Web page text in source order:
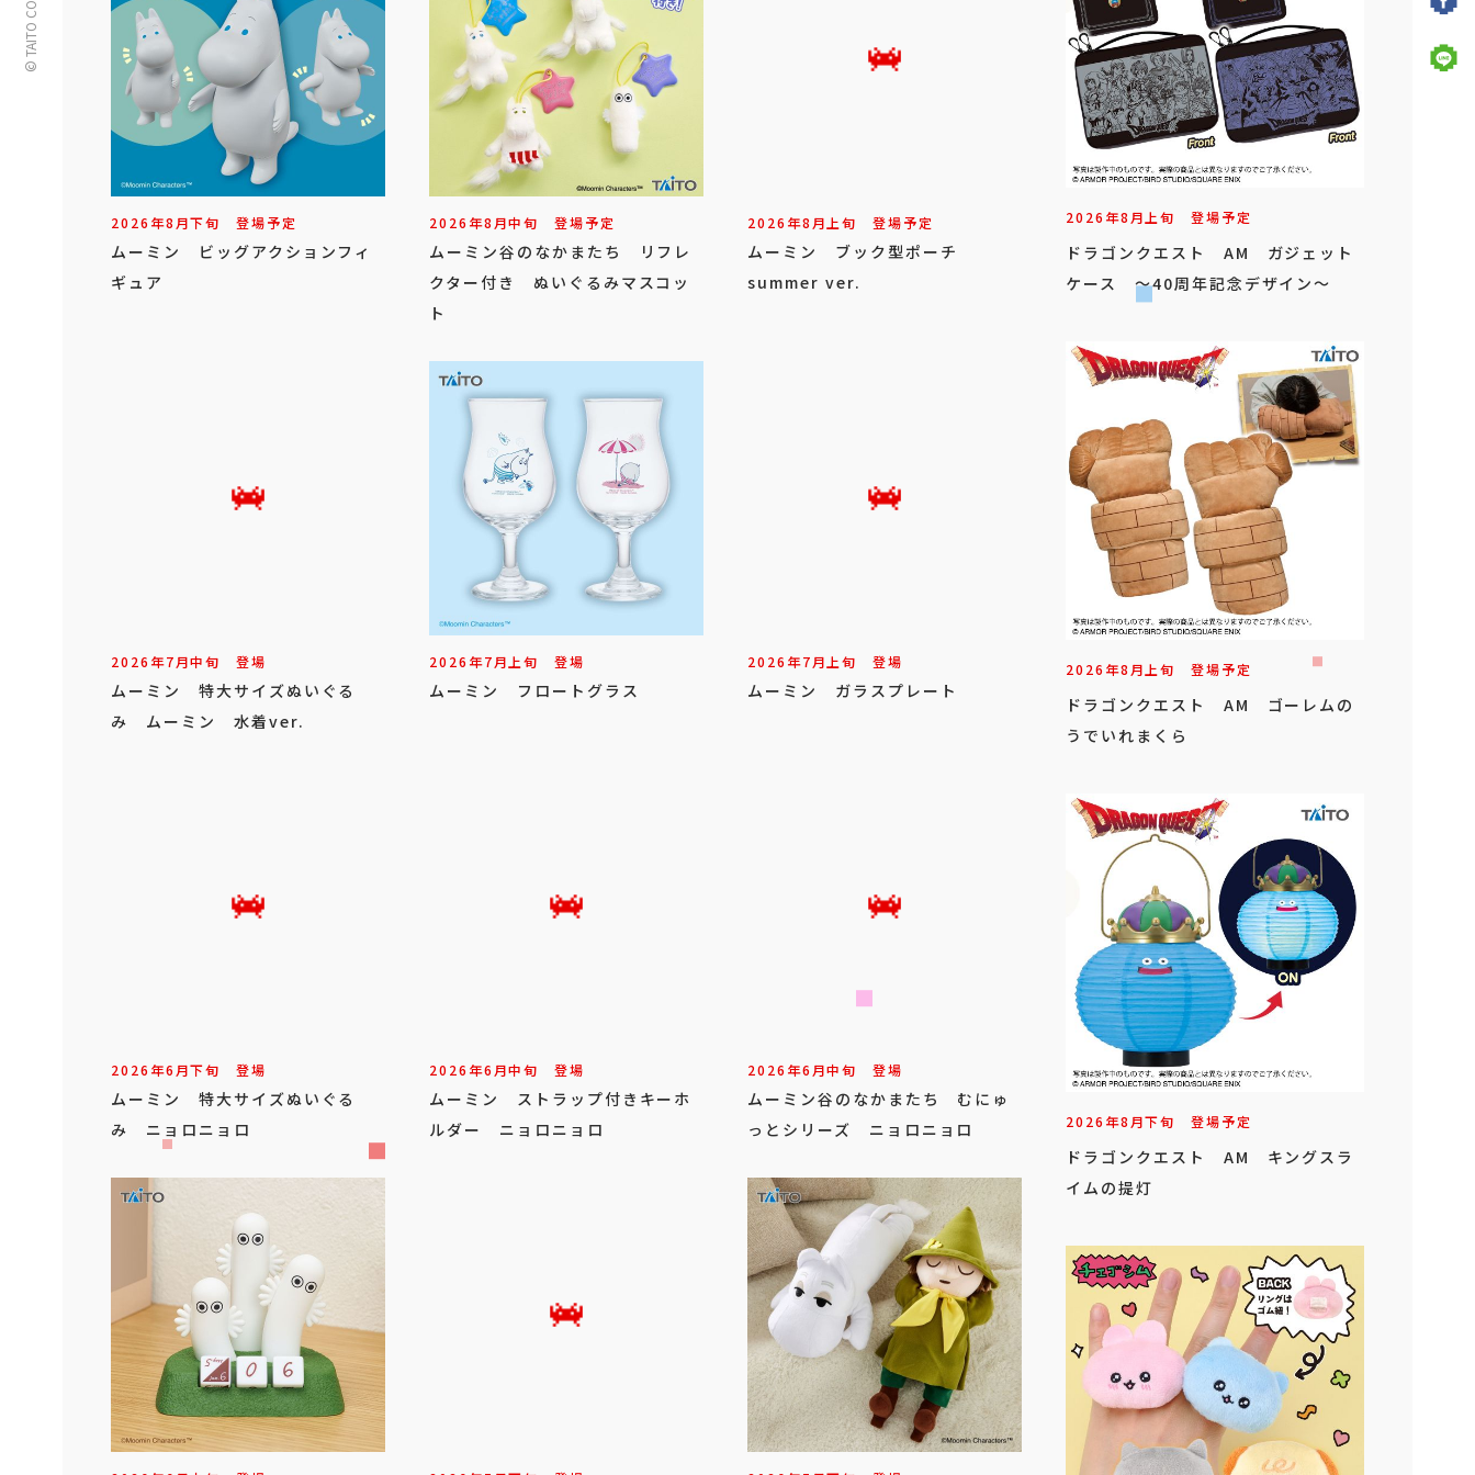
2026年8月下旬 登場予定
ムーミン ビッグアクションフィ
ギュア
2026年8月中旬 登場予定
ムーミン谷のなかまたち リフレ
クター付き ぬいぐるみマスコッ
ト
2026年8月上旬 登場予定
ムーミン ブック型ポーチ
summer ver.
2026年7月中旬 登場
ムーミン 特大サイズぬいぐる
み ムーミン 水着ver.
2026年7月上旬 登場
ムーミン フロートグラス
2026年7月上旬 登場
ムーミン ガラスプレート
2026年6月下旬 登場
ムーミン 特大サイズぬいぐる
み ニョロニョロ
2026年6月中旬 登場
ムーミン ストラップ付きキーホ
ルダー ニョロニョロ
2026年6月中旬 登場
ムーミン谷のなかまたち むにゅ
っとシリーズ ニョロニョロ
2026年8月上旬 登場予定
ドラゴンクエスト AM ガジェット
ケース ～40周年記念デザイン～
2026年8月上旬 登場予定
ドラゴンクエスト AM ゴーレムの
うでいれまくら
2026年8月下旬 登場予定
ドラゴンクエスト AM キングスラ
イムの提灯